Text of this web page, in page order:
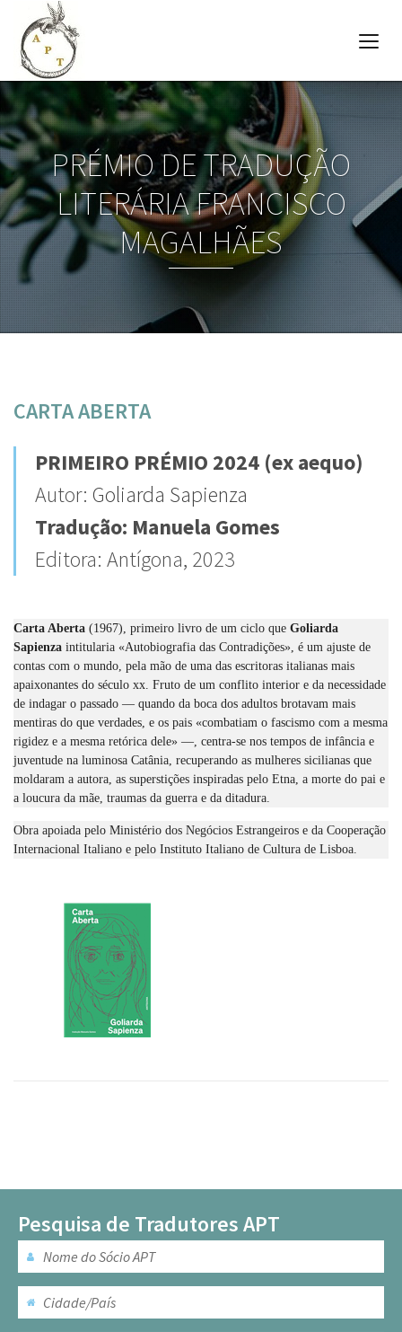
PRÉMIO DE TRADUÇÃO
LITERÁRIA FRANCISCO
MAGALHÃES
CARTA ABERTA
PRIMEIRO PRÉMIO 2024 (ex aequo)
Autor: Goliarda Sapienza
Tradução: Manuela Gomes
Editora: Antígona, 2023
Carta Aberta (1967), primeiro livro de um ciclo que Goliarda
Sapienza intitularia «Autobiografia das Contradições», é um ajuste de
contas com o mundo, pela mão de uma das escritoras italianas mais
apaixonantes do século xx. Fruto de um conflito interior e da necessidade
de indagar o passado — quando da boca dos adultos brotavam mais
mentiras do que verdades, e os pais «combatiam o fascismo com a mesma
rigidez e a mesma retórica dele» —, centra-se nos tempos de infância e
juventude na luminosa Catânia, recuperando as mulheres sicilianas que
moldaram a autora, as superstições inspiradas pelo Etna, a morte do pai e
a loucura da mãe, traumas da guerra e da ditadura.
Obra apoiada pelo Ministério dos Negócios Estrangeiros e da Cooperação
Internacional Italiano e pelo Instituto Italiano de Cultura de Lisboa.
Pesquisa de Tradutores APT